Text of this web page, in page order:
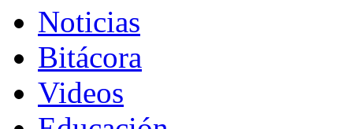
Noticias
Bitácora
Videos